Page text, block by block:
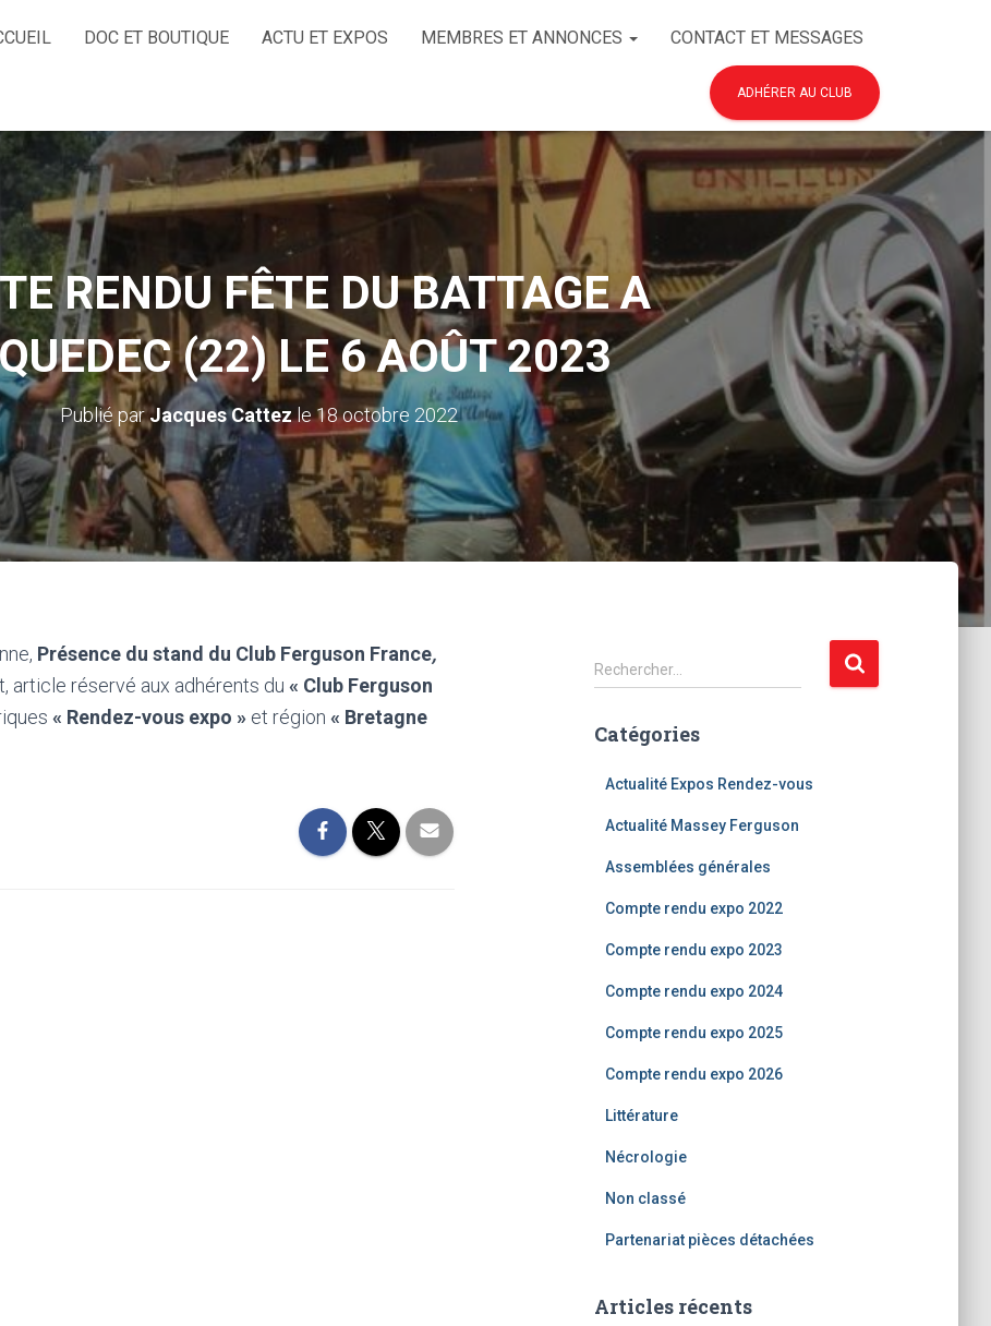
DOC ET BOUTIQUE ACTU ET EXPOS MEMBRES ET ANNONCES CONTACT ET MESSAGES
ADHÉRER AU CLUB
RENDU FÊTE DU BATTAGE A
(22) LE 6 AOÛT 2023
Publié parJacques Cattezle18 octobre 2022
Présence du stand du Club Ferguson France,
article réservé aux adhérents du « Club Ferguson
« Rendez-vous expo » et région « Bretagne
R
e
h
Rechercher…
Catégories
Actualité Expos Rendez-vous
Actualité Massey Ferguson
Assemblées générales
Compte rendu expo 2022
Compte rendu expo 2023
Compte rendu expo 2024
Compte rendu expo 2025
Compte rendu expo 2026
Littérature
Nécrologie
Non classé
Partenariat pièces détachées
Articles récents